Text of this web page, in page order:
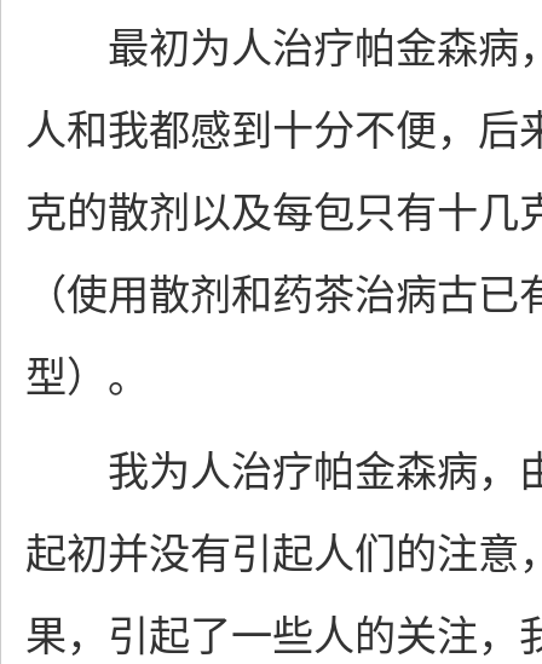
最初为人治疗帕金森病
人和我都感到十分不便，后
克的散剂以及每包只有十几
（使用散剂和药茶治病古
型）。
我为人治疗帕金森病，
起初并没有引起人们的注意
果，引起了一些人的关注，